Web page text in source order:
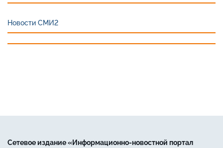
Новости СМИ2
Сетевое издание «Информационно-новостной портал